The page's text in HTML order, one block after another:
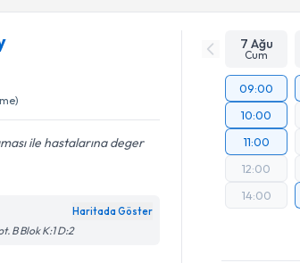
ile hastalarına deger
Haritada Göster
B Blok K:1 D:2
7 Ağu
Cum
09:00
10:00
11:00
12:00
14:00